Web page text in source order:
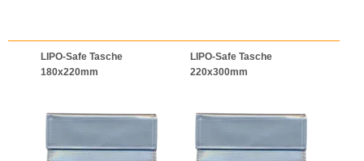
LIPO-Safe Tasche
180x220mm
LIPO-Safe Tasche
220x300mm